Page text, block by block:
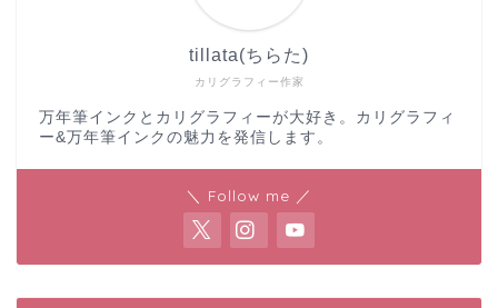
カリグラフィー作家
tillata(ちらた)
万年筆インクとカリグラフィーが大好き。カリグラフィ
ー&万年筆インクの魅力を発信します。
＼ Follow me ／